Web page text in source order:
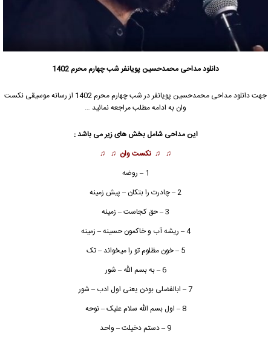
دانلود مداحی محمدحسین پویانفرشب چهارم محرم 1402
جهت دانلود مداحی محمدحسین پویانفر
در شب چهارم محرم 1402 از رسانه موسیقی نکست
وان به ادامه مطلب مراجعه نمائید …
این مداحی شامل بخش های زیر می باشد :
♫ ♫ نکست وان ♫ ♫
1 – روضه
2 – چادرت را بتکان – پیش زمینه
3 – حق کجاست – زمینه
4 – ریشه آب و خاکمون حسینه – زمینه
5 – خون مظلوم تو را میخواند – تک
6 – به بسم الله – شور
7 – ابالفضلی بودن یعنی اول ادب – شور
8 – اول بسم الله سلام علیک – نوحه
9 – دستم دخیلت – واحد